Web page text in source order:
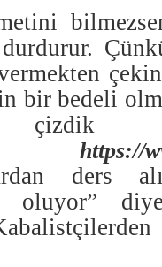
bir bedeli
https://
ders
oluyor”